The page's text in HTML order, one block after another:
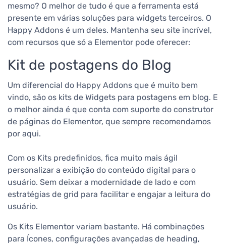
mesmo? O melhor de tudo é que a ferramenta está
presente em várias soluções para widgets terceiros. O
Happy Addons é um deles. Mantenha seu site incrível,
com recursos que só a Elementor pode oferecer:
Kit de postagens do Blog
Um diferencial do Happy Addons que é muito bem
vindo, são os kits de Widgets para postagens em blog. E
o melhor ainda é que conta com suporte do construtor
de páginas do Elementor, que sempre recomendamos
por aqui.
Com os Kits predefinidos, fica muito mais ágil
personalizar a exibição do conteúdo digital para o
usuário. Sem deixar a modernidade de lado e com
estratégias de grid para facilitar e engajar a leitura do
usuário.
Os Kits Elementor variam bastante. Há combinações
para Ícones, configurações avançadas de heading,